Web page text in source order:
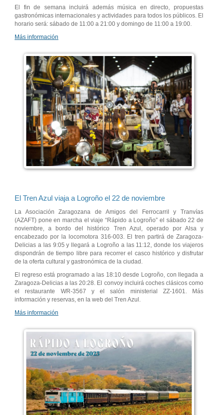
El fin de semana incluirá además música en directo, propuestas
gastronómicas internacionales y actividades para todos los públicos. El
horario será: sábado de 11:00 a 21:00 y domingo de 11:00 a 19:00.
Más información
El Tren Azul viaja a Logroño el 22 de noviembre
La Asociación Zaragozana de Amigos del Ferrocarril y Tranvías
(AZAFT) pone en marcha el viaje “Rápido a Logroño” el sábado 22 de
noviembre, a bordo del histórico Tren Azul, operado por Alsa y
encabezado por la locomotora 316-003. El tren partirá de Zaragoza-
Delicias a las 9:05 y llegará a Logroño a las 11:12, donde los viajeros
dispondrán de tiempo libre para recorrer el casco histórico y disfrutar
de la oferta cultural y gastronómica de la ciudad.
El regreso está programado a las 18:10 desde Logroño, con llegada a
Zaragoza-Delicias a las 20:28. El convoy incluirá coches clásicos como
el restaurante WR-3567 y el salón ministerial ZZ-1601. Más
información y reservas, en la web del Tren Azul.
Más información